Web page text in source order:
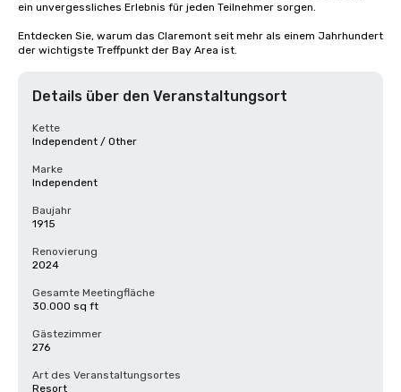
ein unvergessliches Erlebnis für jeden Teilnehmer sorgen.
Entdecken Sie, warum das Claremont seit mehr als einem Jahrhundert
der wichtigste Treffpunkt der Bay Area ist.
Details über den Veranstaltungsort
Kette
Independent / Other
Marke
Independent
Baujahr
1915
Renovierung
2024
Gesamte Meetingfläche
30.000 sq ft
Gästezimmer
276
Art des Veranstaltungsortes
Resort